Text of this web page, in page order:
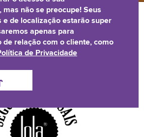
mas não se preocupe! Seus
e de localização estarão super
apenas para
de relação com o cliente, como
de Privacidade